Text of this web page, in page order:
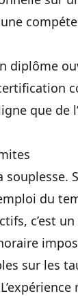
diplôme
que de
souplesse.
du
c’est
sur les